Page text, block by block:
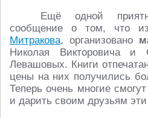
Ещё одной
сообщение о том, что
Митракова, организовано
Николая Викторовича и
Левашовых. Книги
цены на них получились
Теперь очень многие
и дарить своим друзьям